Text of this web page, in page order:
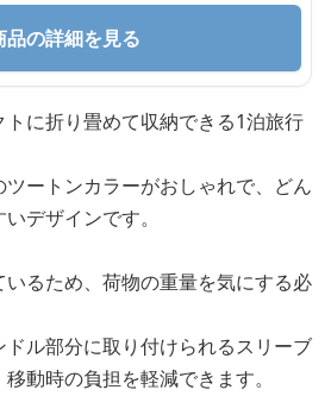
品の詳細を見る
に折り畳めて収納できる1泊旅行
ートンカラーがおしゃれで、どん
デザインです。
るため、荷物の重量を気にする必
ル部分に取り付けられるスリーブ
動時の負担を軽減できます。